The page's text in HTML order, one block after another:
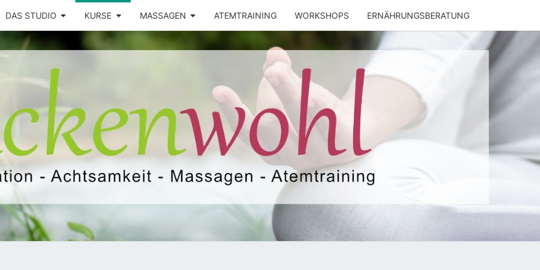
DAS STUDIO KURSE MASSAGEN ATEMTRAINING WORKSHOPS ERNÄHRUNGSBERATUNG
RÜCKENWOHL
Yoga –
Atemtraining
– Massage